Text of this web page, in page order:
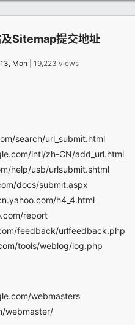
Sitemap提交地址
Mon | 19,223 views
search/url_submit.html
intl/zh-CN/add_url.html
help/usb/urlsubmit.shtml
docs/submit.aspx
h4_4.html
report
feedback/urlfeedback.php
tools/weblog/log.php
webmasters
webmaster/